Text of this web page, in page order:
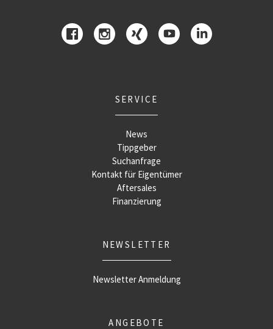
SERVICE
News
Tippgeber
Suchanfrage
Kontakt für Eigentümer
Aftersales
Finanzierung
NEWSLETTER
Newsletter Anmeldung
ANGEBOTE